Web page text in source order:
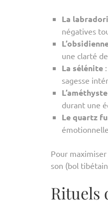
La
négatives
une clarté
La sélénite
sagesse
L’améthyste
durant une
Le quartz
Pour
son (bol
Rituels